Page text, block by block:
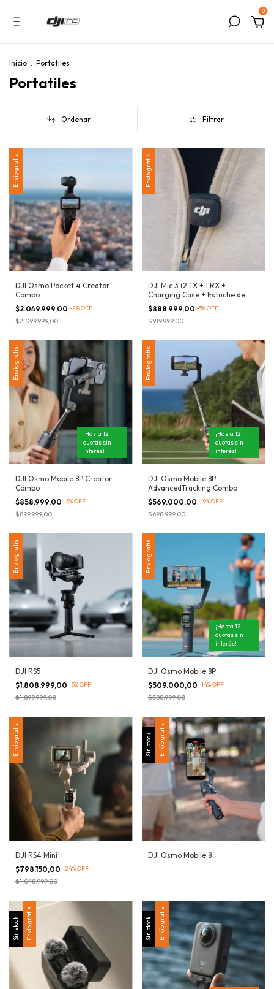
0
Inicio . Portatiles
Portatiles
Ordenar Filtrar
Envío gratis
DJI Osmo Pocket 4 Creator
Combo
$2.049.999,00 -2%OFF
$2.099.999,00
Envío gratis
DJI Mic 3 (2 TX + 1 RX +
Charging Case + Estuche de
Transporte)
$888.999,00 -3%OFF
$919.999,00
Envío gratis
¡Hasta 12
cuotas sin
interés!
DJI Osmo Mobile 8P Creator
Combo
$858.999,00 -5%OFF
$899.999,00
Envío gratis
¡Hasta 12
cuotas sin
interés!
DJI Osmo Mobile 8P
AdvancedTracking Combo
$569.000,00 -19%OFF
$698.999,00
Envío gratis
DJI RS5
$1.808.999,00 -5%OFF
$1.899.999,00
Envío gratis
¡Hasta 12
cuotas sin
interés!
DJI Osmo Mobile 8P
$509.000,00 -14%OFF
$588.999,00
Envío gratis
DJI RS4 Mini
$798.150,00 -24%OFF
$1.048.999,00
Sin stock Envío gratis
DJI Osmo Mobile 8
Sin stock Envío gratis Sin stock Envío gratis